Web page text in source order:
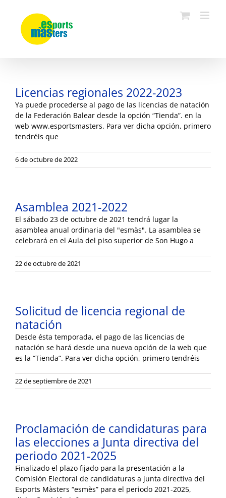
contenido
Licencias regionales 2022-2023
Ya puede procederse al pago de las licencias de natación
de la Federación Balear desde la opción “Tienda”. en la
web www.esportsmasters. Para ver dicha opción, primero
tendréis que
6 de octubre de 2022
Asamblea 2021-2022
El sábado 23 de octubre de 2021 tendrá lugar la
asamblea anual ordinaria del "esmàs". La asamblea se
celebrará en el Aula del piso superior de Son Hugo a
22 de octubre de 2021
Solicitud de licencia regional de
natación
Desde ésta temporada, el pago de las licencias de
natación se hará desde una nueva opción de la web que
es la “Tienda”. Para ver dicha opción, primero tendréis
22 de septiembre de 2021
Proclamación de candidaturas para
las elecciones a Junta directiva del
periodo 2021-2025
Finalizado el plazo fijado para la presentación a la
Comisión Electoral de candidaturas a junta directiva del
Esports Màsters “esmès” para el periodo 2021-2025,